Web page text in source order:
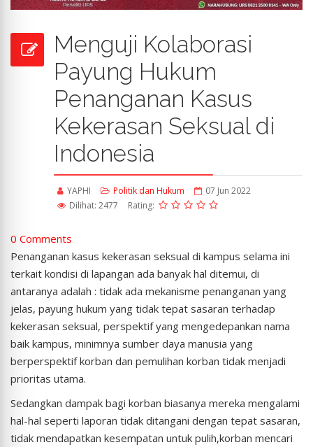
Menguji Kolaborasi
Payung Hukum
Penanganan Kasus
Kekerasan Seksual di
Indonesia
YAPHI Politik dan Hukum
07 Jun 2022
Dilihat: 2477
Rating:
0 Comments
Penanganan kasus kekerasan seksual di kampus selama ini
terkait kondisi di lapangan ada banyak hal ditemui, di
antaranya adalah : tidak ada mekanisme penanganan yang
jelas, payung hukum yang tidak tepat sasaran terhadap
kekerasan seksual, perspektif yang mengedepankan nama
baik kampus, minimnya sumber daya manusia yang
berperspektif korban dan pemulihan korban tidak menjadi
prioritas utama.
Sedangkan dampak bagi korban biasanya mereka mengalami
hal-hal seperti laporan tidak ditangani dengan tepat sasaran,
tidak mendapatkan kesempatan untuk pulih,korban mencari